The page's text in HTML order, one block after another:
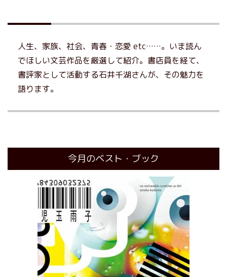
人生、家族、社会、青春・恋愛 etc……。いま読ん
でほしい文芸作品を厳選して紹介。書店員を経て、
書評家として活動する石井千湖さんが、その魅力を
語ります。
今月のベスト・ブック